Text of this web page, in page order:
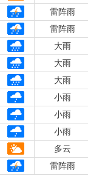
雷阵雨
雷阵雨
大雨
大雨
大雨
小雨
小雨
小雨
多云
雷阵雨